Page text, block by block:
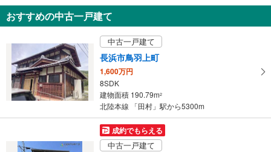
知
を
け
取
る
・
条
おすすめの中古一戸建て
中古一戸建て
長浜市鳥羽上町
1,600万円
8SDK
建物面積 190.79m2
北陸本線 「田村」駅から5300m
成約でもらえる
中古一戸建て